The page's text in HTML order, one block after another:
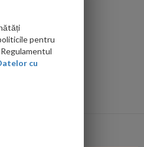
mai ieftin?
pentru
cu